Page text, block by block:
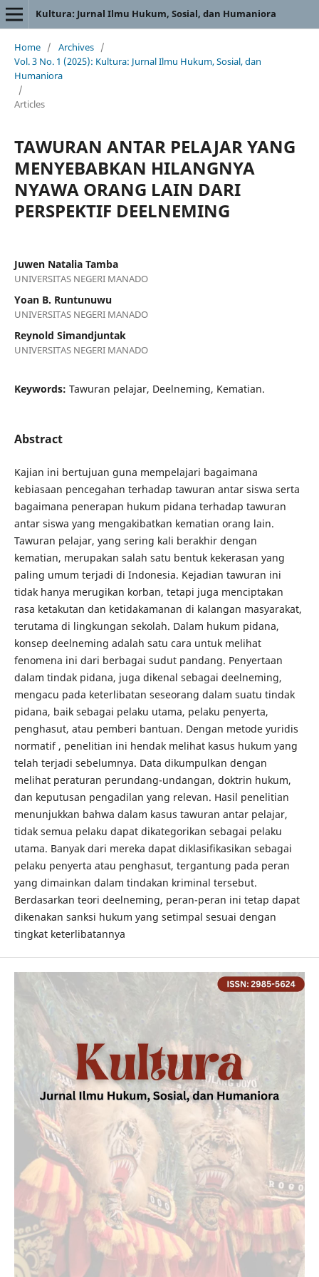
Kultura: Jurnal Ilmu Hukum, Sosial, dan Humaniora
Home / Archives /
Vol. 3 No. 1 (2025): Kultura: Jurnal Ilmu Hukum, Sosial, dan
Humaniora
/
Articles
TAWURAN ANTAR PELAJAR YANG
MENYEBABKAN HILANGNYA
NYAWA ORANG LAIN DARI
PERSPEKTIF DEELNEMING
Juwen Natalia Tamba
UNIVERSITAS NEGERI MANADO
Yoan B. Runtunuwu
UNIVERSITAS NEGERI MANADO
Reynold Simandjuntak
UNIVERSITAS NEGERI MANADO
Keywords: Tawuran pelajar, Deelneming, Kematian.
Abstract
Kajian ini bertujuan guna mempelajari bagaimana
kebiasaan pencegahan terhadap tawuran antar siswa serta
bagaimana penerapan hukum pidana terhadap tawuran
antar siswa yang mengakibatkan kematian orang lain.
Tawuran pelajar, yang sering kali berakhir dengan
kematian, merupakan salah satu bentuk kekerasan yang
paling umum terjadi di Indonesia. Kejadian tawuran ini
tidak hanya merugikan korban, tetapi juga menciptakan
rasa ketakutan dan ketidakamanan di kalangan masyarakat,
terutama di lingkungan sekolah. Dalam hukum pidana,
konsep deelneming adalah satu cara untuk melihat
fenomena ini dari berbagai sudut pandang. Penyertaan
dalam tindak pidana, juga dikenal sebagai deelneming,
mengacu pada keterlibatan seseorang dalam suatu tindak
pidana, baik sebagai pelaku utama, pelaku penyerta,
penghasut, atau pemberi bantuan. Dengan metode yuridis
normatif , penelitian ini hendak melihat kasus hukum yang
telah terjadi sebelumnya. Data dikumpulkan dengan
melihat peraturan perundang-undangan, doktrin hukum,
dan keputusan pengadilan yang relevan. Hasil penelitian
menunjukkan bahwa dalam kasus tawuran antar pelajar,
tidak semua pelaku dapat dikategorikan sebagai pelaku
utama. Banyak dari mereka dapat diklasifikasikan sebagai
pelaku penyerta atau penghasut, tergantung pada peran
yang dimainkan dalam tindakan kriminal tersebut.
Berdasarkan teori deelneming, peran-peran ini tetap dapat
dikenakan sanksi hukum yang setimpal sesuai dengan
tingkat keterlibatannya